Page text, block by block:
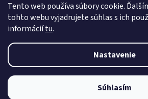
Tento web používa súbory cookie.
tohto webu vyjadrujete súhlas s ich
informáciítu.
Nastavenie
Súhlasím
Vytvoril Shoptet